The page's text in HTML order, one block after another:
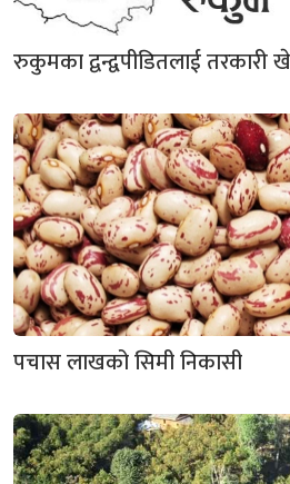
रुकुमका द्वन्द्वपीडितलाई तरकारी
पचास लाखको सिमी निकासी